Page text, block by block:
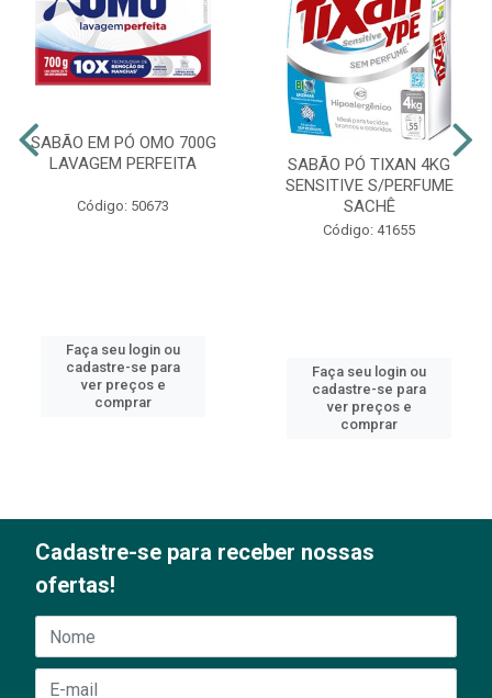
SABÃO EM PÓ OMO 700G
LAVAGEM PERFEITA
Código: 50673
Faça seu login ou
cadastre-se para
ver preços e
comprar
SABÃO PÓ TIXAN 4KG
SENSITIVE S/PERFUME
SACHÊ
Código: 41655
Faça seu login ou
cadastre-se para
ver preços e
comprar
Cadastre-se para receber nossas
ofertas!